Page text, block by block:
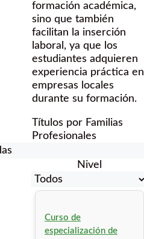
formación académica,
sino que también
facilitan la inserción
laboral, ya que los
estudiantes adquieren
experiencia práctica en
empresas locales
durante su formación.
Títulos por Familias
Profesionales
Nivel
Curso de
especialización de